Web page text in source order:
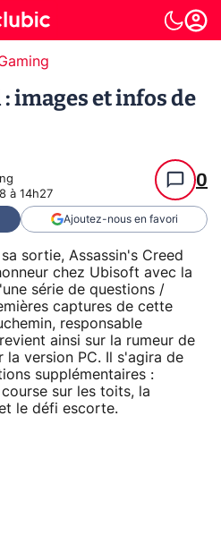
images et infos de
à 14h27
0
Ajoutez-nous en favori
sortie, Assassin's Creed
chez Ubisoft avec la
série de questions /
captures de cette
responsable
ainsi sur la rumeur de
version PC. Il s'agira de
supplémentaires :
sur les toits, la
le défi escorte.